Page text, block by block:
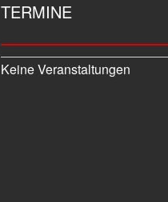
TERMINE
Keine Veranstaltungen